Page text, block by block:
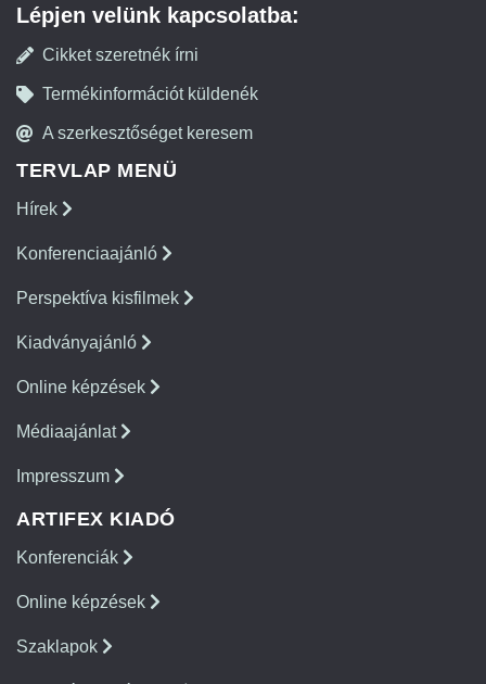
Lépjen velünk kapcsolatba:
Cikket szeretnék írni
Termékinformációt küldenék
A szerkesztőséget keresem
TERVLAP MENÜ
Hírek
Konferenciaajánló
Perspektíva kisfilmek
Kiadványajánló
Online képzések
Médiaajánlat
Impresszum
ARTIFEX KIADÓ
Konferenciák
Online képzések
Szaklapok